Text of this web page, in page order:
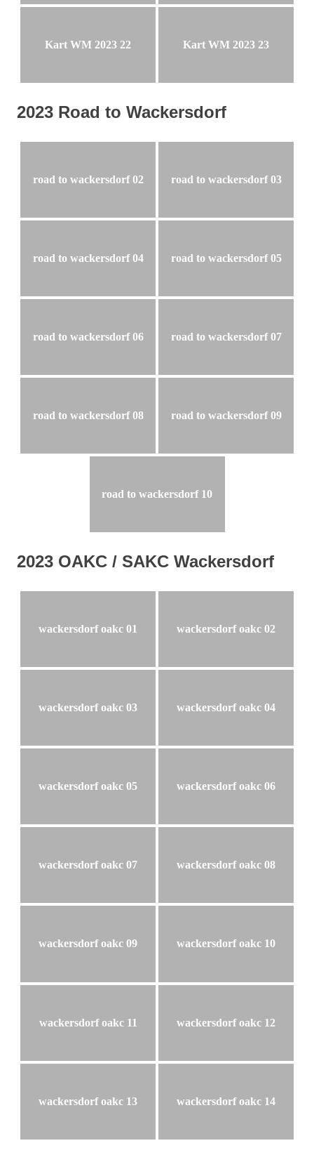
Kart WM 2023 22 Kart WM 2023 23
2023 Road to Wackersdorf
road to wackersdorf 02 road to wackersdorf 03
road to wackersdorf 04 road to wackersdorf 05
road to wackersdorf 06 road to wackersdorf 07
road to wackersdorf 08 road to wackersdorf 09
road to wackersdorf 10
2023 OAKC / SAKC Wackersdorf
wackersdorf oakc 01 wackersdorf oakc 02
wackersdorf oakc 03 wackersdorf oakc 04
wackersdorf oakc 05 wackersdorf oakc 06
wackersdorf oakc 07 wackersdorf oakc 08
wackersdorf oakc 09 wackersdorf oakc 10
wackersdorf oakc 11 wackersdorf oakc 12
wackersdorf oakc 13 wackersdorf oakc 14